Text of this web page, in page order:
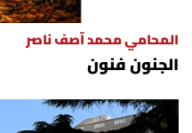
المحامي محمد آصف ناصر
الجنون فنون